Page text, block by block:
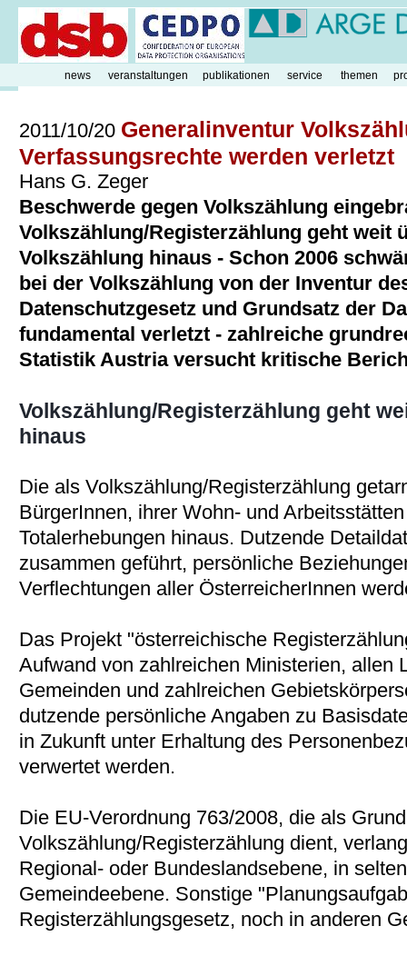
2011/10/20 Generalinventur
Verfassungsrechte werden verletzt
Hans G. Zeger
Beschwerde gegen Volkszählung
Volkszählung/Registerzählung geht weit
Volkszählung hinaus - Schon 2006
bei der Volkszählung von der Inventur
Datenschutzgesetz und Grundsatz der
fundamental verletzt - zahlreiche
Statistik Austria versucht kritische
Volkszählung/Registerzählung geht
hinaus
Die als Volkszählung/Registerzählung
BürgerInnen, ihrer Wohn- und
Totalerhebungen hinaus. Dutzende
zusammen geführt, persönliche
Verflechtungen aller ÖsterreicherInnen
Das Projekt "österreichische
Aufwand von zahlreichen Ministerien, allen
Gemeinden und zahlreichen
dutzende persönliche Angaben zu
in Zukunft unter Erhaltung des
verwertet werden.
Die EU-Verordnung 763/2008, die als
Volkszählung/Registerzählung dient,
Regional- oder Bundeslandsebene, in
Gemeindeebene. Sonstige
Registerzählungsgesetz, noch in anderen
news veranstaltungen publikationen service themen